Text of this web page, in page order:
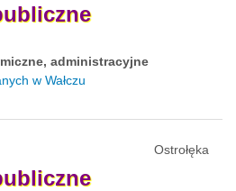
administracyjne
w Wałczu
Ostrołęka